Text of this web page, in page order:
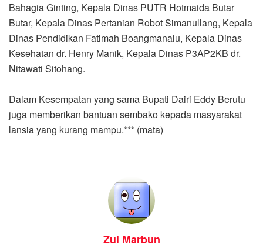
Bahagia Ginting, Kepala Dinas PUTR Hotmaida Butar
Butar, Kepala Dinas Pertanian Robot Simanullang, Kepala
Dinas Pendidikan Fatimah Boangmanalu, Kepala Dinas
Kesehatan dr. Henry Manik, Kepala Dinas P3AP2KB dr.
Nitawati Sitohang.
Dalam Kesempatan yang sama Bupati Dairi Eddy Berutu
juga memberikan bantuan sembako kepada masyarakat
lansia yang kurang mampu.*** (mata)
Zul Marbun